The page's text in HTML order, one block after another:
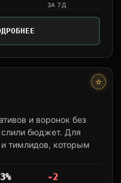
ЗА 7Д
⭐
и воронок без
бюджет. Для
тимлидов, которым
-2